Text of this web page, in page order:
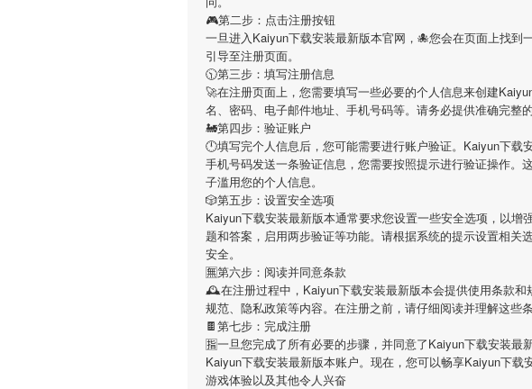
🎮第二步：点击注册按钮
一旦进入 Kaiyun下载安装最新版本官网，🐙您会在页面上找到
引导至注册页面。
🕥第三步：填写注册信息
🚀在注册页面上，您需要填写一些必要的个人信息来创建
名、密码、电子邮件地址、手机号码等。请务必提供准确完整
🚂第四步：验证账户
🕛填写完个人信息后，您可能需要进行账户验证。 Kaiyun下载
手机号码发送一条验证信息，您需要按照提示进行验证操作。
子滥用您的个人信息。
🎲第五步：设置安全选项
Kaiyun下载安装最新版本通常要求您设置一些安全选项，以增
题和答案，启用两步验证等功能。请根据系统的提示设置相关
安全。
🈚第六步：阅读并同意条款
🕰在注册过程中， Kaiyun下载安装最新版本会提供使用条款和
规范、隐私政策等内容。在注册之前，请仔细阅读并理解这些
🍫第七步：完成注册
🈯一旦您完成了所有必要的步骤，并同意了Kaiyun下载安装最
Kaiyun下载安装最新版本账户。现在，您可以畅享Kaiyun下载
游戏体验以及其他令人兴奋